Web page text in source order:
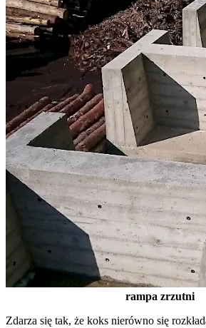
rampa zrzutni
Zdarza się tak, że koks nierówno się